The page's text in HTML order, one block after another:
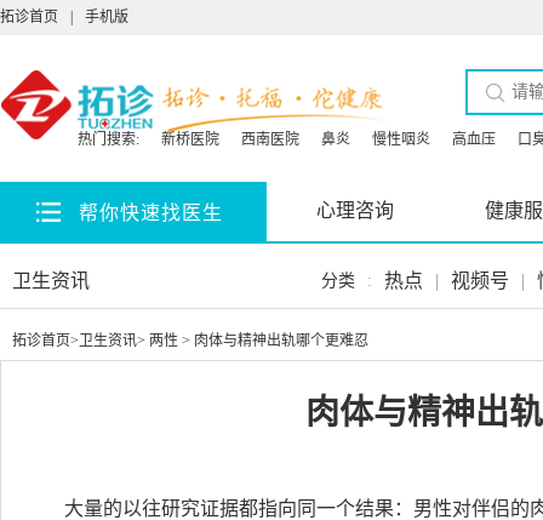
拓诊首页 手机版
热门搜索: 新桥医院 西南医院 鼻炎 慢性咽炎 高血压 口
帮你快速找医生 心理咨询 健康
卫生资讯 分类 : 热点 | 视频号 |
拓诊首页> 卫生资讯> 两性 > 肉体与精神出轨哪个更难忍
肉体与精神出
大量的以往研究证据都指向同一个结果：男性对伴侣